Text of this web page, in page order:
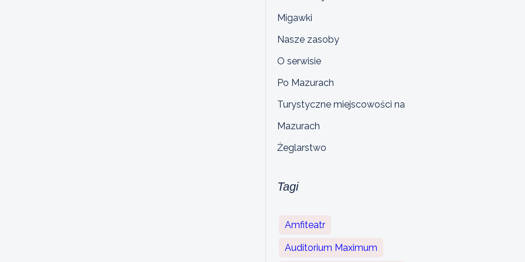
Migawki
Nasze zasoby
O serwisie
Po Mazurach
Turystyczne miejscowości na
Mazurach
Żeglarstwo
Tagi
Amfiteatr
Auditorium Maximum